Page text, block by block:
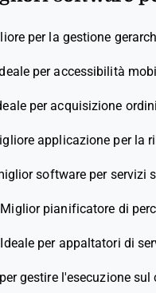
per la gestione
per accessibilità
per acquisizione
applicazione per la
software per servizi
Miglior pianificatore di
Ideale per appaltatori di
gestire l'esecuzione sul